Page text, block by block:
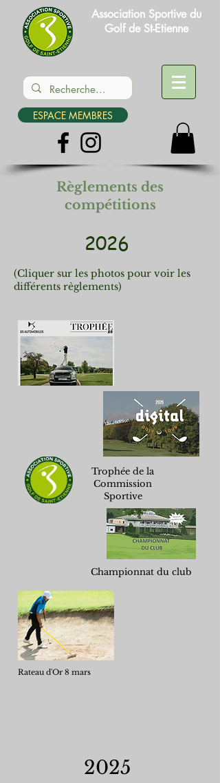
Association Sportive du
Golf de St-Etienne
ESPACE MEMBRES
Règlements des
compétitions
2026
(Cliquer sur les photos pour voir les
différents règlements)
Trophée de la
Commission
Sportive
Championnat du club
Rateau d'Or 8 mars
2025